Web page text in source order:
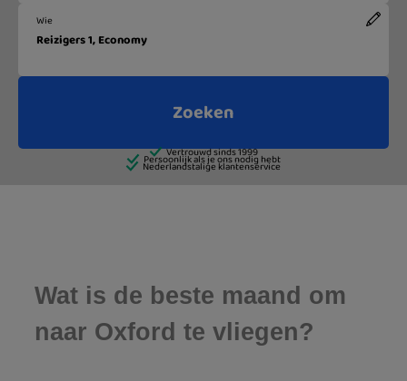
Wat is de beste maand om
naar Oxford te vliegen?